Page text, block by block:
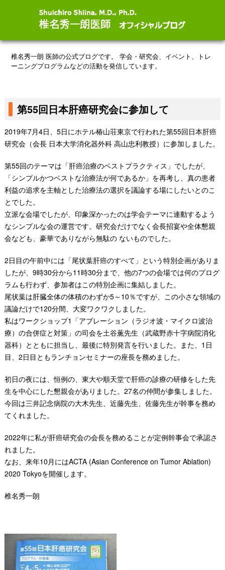
椎名秀一朗 医師の公式ブログです。
学会・研究会、イベント、トレ
ーニングプログラムなどの活動を発信しています。
第55回日本肝癌研究会に参加して
2019年7月4日、5日にホテル椿山荘東京で行われた第55回日本肝癌
研究会（会長 日本大学消化器外科 高山忠利教授）に参加しました。
第55回のテーマは「肝癌治療のベストプラクティス」でしたが、
「シンプルかつベストな治療法が何であるか」を再考し、真の患者
利益の追求を主軸とした治療法の選択を議論する場にしたいとのこ
とでした。
立派な会場でしたが、印象深かったのは学会テーマに連動するよう
なシンプルな会の運営です。研究会だけでなく会長招宴や全体懇親
会なども、豪華でありながら無駄の ないものでした。
2日目の午前中には「尾状葉肝癌のすべて」という特別企画がありま
したが、9時30分から11時30分まで、他の7つの会場では何のプログ
ラムも行わず、参加者はこの特別企画に集結しました。
尾状葉は肝臓全体の体積のわずか5～10％ですが、この小さな領域の
議論だけで120分間、大変ワクワクしました。
私はワークショップ1「アブレーション（ラジオ波・マイクロ波治
療）の合併症と対策」の司会を土谷薫先生（武蔵野赤十字病院消化
器科）とともに担当し、最後に特別発言を行いました。また、1日
目、2日目ともランチョンセミナーの座長を務めました。
初日の夜には、恒例の、東大や順天堂で肝癌の診療の研修をした先
生を中心にした懇親会がありました。27名の仲間が参集しました。
今回は三井記念病院の大木先生、近藤先生、佐藤先生が幹事を務め
てくれました。
2022年に私が肝癌研究会の会長を務めることが定例幹事会で承認さ
れました。
なお、来年10月にはACTA (Asian Conference on Tumor Ablation)
2020 Tokyoを開催します。
椎名秀一朗